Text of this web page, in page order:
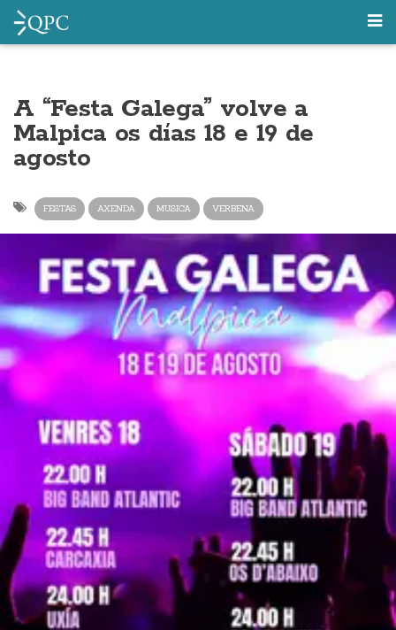
A “Festa Galega” volve a
Malpica os días 18 e 19 de
agosto
FESTAS AXENDA MUSICA VERBENA